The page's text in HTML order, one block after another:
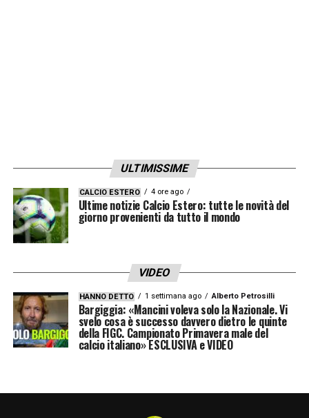
ULTIMISSIME
CALCIO ESTERO 4 ore ago
Ultime notizie Calcio Estero: tutte le novità del
giorno provenienti da tutto il mondo
VIDEO
HANNO DETTO 1 settimana ago Alberto Petrosilli
Bargiggia: «Mancini voleva solo la Nazionale. Vi
svelo cosa è successo davvero dietro le quinte
della FIGC. Campionato Primavera male del
calcio italiano» ESCLUSIVA e VIDEO